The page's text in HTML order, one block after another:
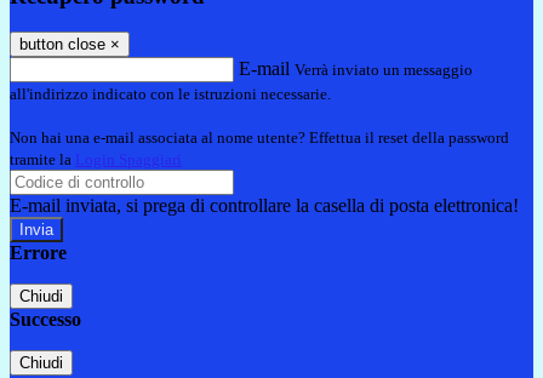
button close ×
E-mail Verrà inviato un messaggio
all'indirizzo indicato con le istruzioni necessarie.
Non hai una e-mail associata al nome utente? Effettua il reset della password
tramite la Login Spaggiari
E-mail inviata, si prega di controllare la casella di posta elettronica!
Errore
Chiudi
Successo
Chiudi